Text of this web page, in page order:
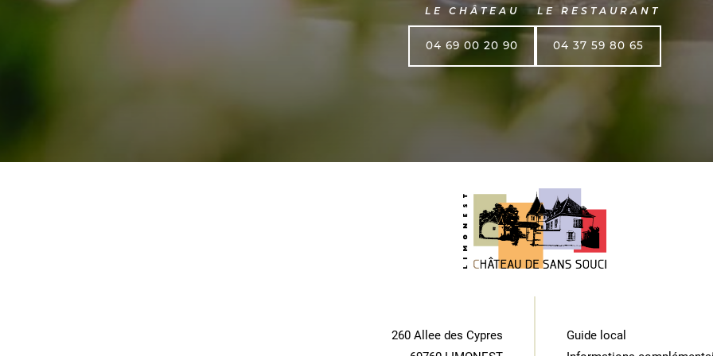
LE CHÂTEAU
04 69 00 20 90
LE RESTAURANT
04 37 59 80 65
260 Allee des Cypres
Guide local